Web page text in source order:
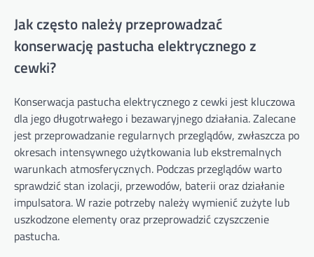
Jak często należy przeprowadzać
konserwację pastucha elektrycznego z
cewki?
Konserwacja pastucha elektrycznego z cewki jest kluczowa
dla jego długotrwałego i bezawaryjnego działania. Zalecane
jest przeprowadzanie regularnych przeglądów, zwłaszcza po
okresach intensywnego użytkowania lub ekstremalnych
warunkach atmosferycznych. Podczas przeglądów warto
sprawdzić stan izolacji, przewodów, baterii oraz działanie
impulsatora. W razie potrzeby należy wymienić zużyte lub
uszkodzone elementy oraz przeprowadzić czyszczenie
pastucha.